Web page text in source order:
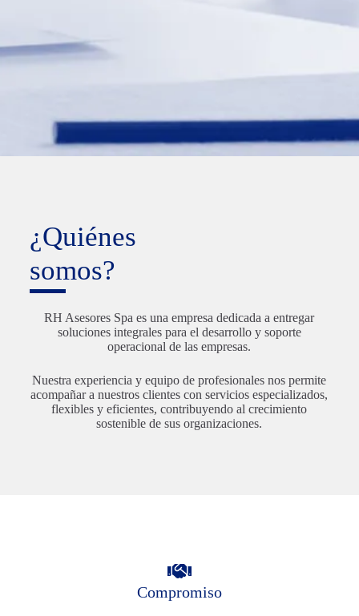
¿Quiénes
somos?
RH Asesores Spa es una empresa dedicada a entregar
soluciones integrales para el desarrollo y soporte
operacional de las empresas.
Nuestra experiencia y equipo de profesionales nos permite
acompañar a nuestros clientes con servicios especializados,
flexibles y eficientes, contribuyendo al crecimiento
sostenible de sus organizaciones.
Compromiso